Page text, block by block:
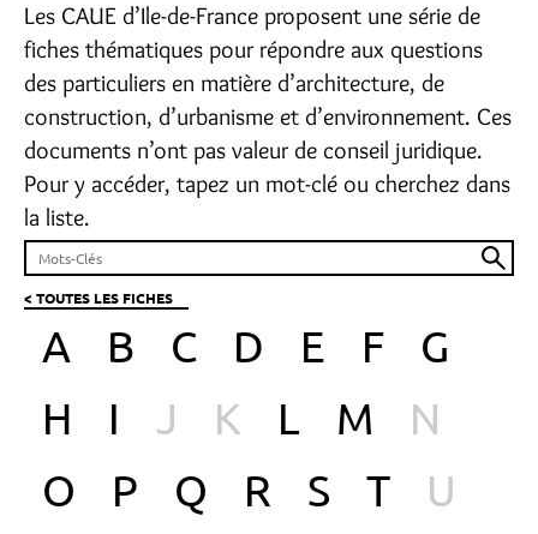
Les CAUE d’Ile-de-France proposent une série de
fiches thématiques pour répondre aux questions
des particuliers en matière d’architecture, de
construction, d’urbanisme et d’environnement. Ces
documents n’ont pas valeur de conseil juridique.
Pour y accéder, tapez un mot-clé ou cherchez dans
la liste.
< TOUTES LES FICHES
A B C D E F
G
H
I J K L M
N
O
P Q R S T
U